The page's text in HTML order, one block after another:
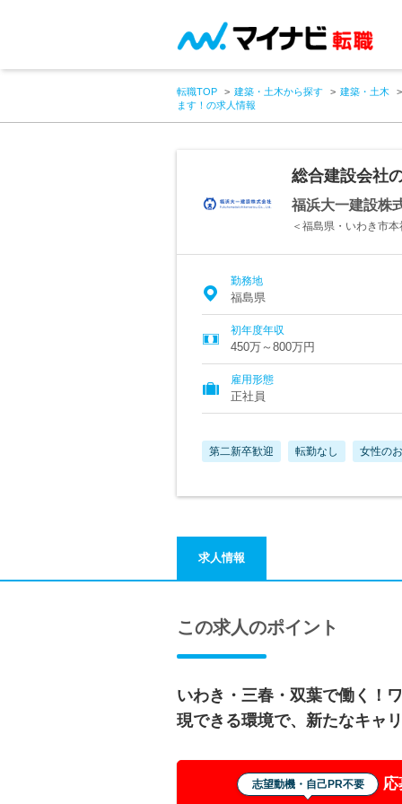
転職TOP 建築・土木から探す
建築・土木
ます！の求人情報
総合建設会社
福浜大一建設株
＜福島県・いわき市
勤務地
福島県
初年度年収
450万～800万円
雇用形態
正社員
第二新卒歓迎 転勤なし 女性の
求人情報
この求人のポイント
いわき・三春・双葉で働く！
現できる環境で、新たなキャ
志望動機・自己PR不要